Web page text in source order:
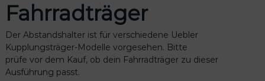
t
e
r
Fahrradträger
Der Abstandshalter ist für verschiedene Uebler
Kupplungsträger-Modelle vorgesehen. Bitte
prüfe vor dem Kauf, ob dein Fahrradträger zu dieser
Ausführung passt.